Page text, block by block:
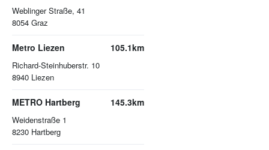
Weblinger Straße, 41
8054 Graz
Metro Liezen
Richard-Steinhuberstr. 10
8940 Liezen
105.1km
METRO Hartberg
Weidenstraße 1
8230 Hartberg
145.3km